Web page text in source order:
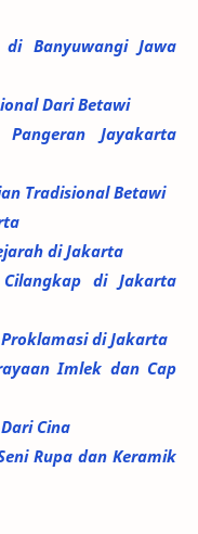
Banyuwangi Jawa
Dari Betawi
Jayakarta
Tradisional Betawi
di Jakarta
di Jakarta
di Jakarta
Imlek dan Cap
Cina
Rupa dan Keramik